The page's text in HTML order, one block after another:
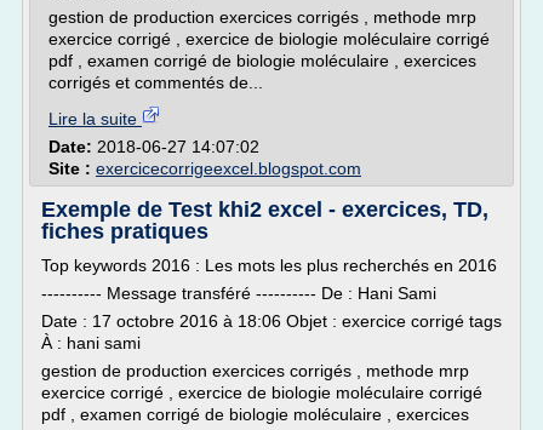
gestion de production exercices corrigés , methode mrp
exercice corrigé , exercice de biologie moléculaire corrigé
pdf , examen corrigé de biologie moléculaire , exercices
corrigés et commentés de...
Lire la suite
Date: 2018-06-27 14:07:02
Site : exercicecorrigeexcel.blogspot.com
Exemple de Test khi2 excel - exercices, TD,
fiches pratiques
Top keywords 2016 : Les mots les plus recherchés en 2016
---------- Message transféré ---------- De : Hani Sami
Date : 17 octobre 2016 à 18:06 Objet : exercice corrigé tags
À : hani sami
gestion de production exercices corrigés , methode mrp
exercice corrigé , exercice de biologie moléculaire corrigé
pdf , examen corrigé de biologie moléculaire , exercices